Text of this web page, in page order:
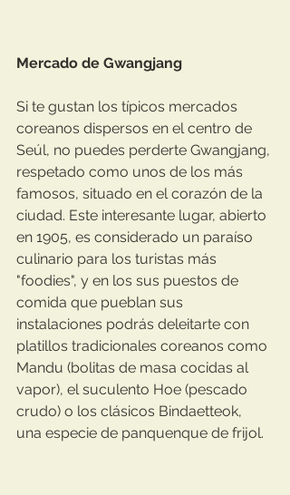
Mercado de Gwangjang
Si te gustan los típicos mercados
coreanos dispersos en el centro de
Seúl, no puedes perderte Gwangjang,
respetado como unos de los más
famosos, situado en el corazón de la
ciudad. Este interesante lugar, abierto
en 1905, es considerado un paraíso
culinario para los turistas más
"foodies", y en los sus puestos de
comida que pueblan sus
instalaciones podrás deleitarte con
platillos tradicionales coreanos como
Mandu (bolitas de masa cocidas al
vapor), el suculento Hoe (pescado
crudo) o los clásicos Bindaetteok,
una especie de panquenque de frijol.